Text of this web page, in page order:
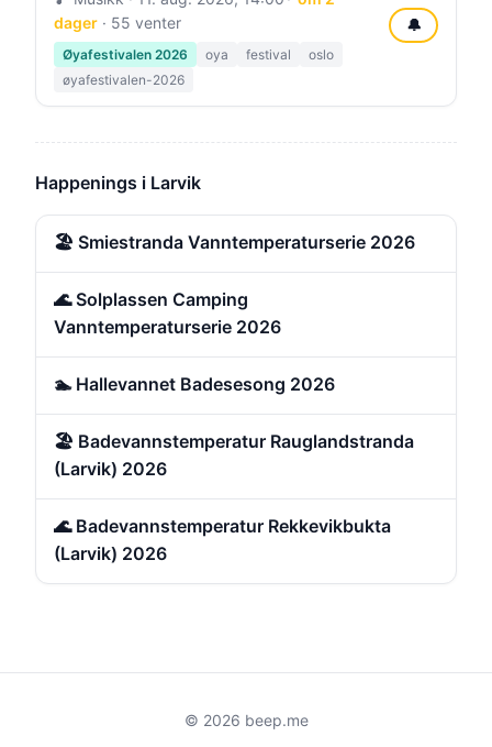
dager · 55 venter
Øyafestivalen 2026 oya festival
oslo
øyafestivalen-2026
🔔
Happenings i Larvik
🏖️ Smiestranda Vanntemperaturserie 2026
🌊 Solplassen Camping
Vanntemperaturserie 2026
🏊 Hallevannet Badesesong 2026
🏖️ Badevannstemperatur Rauglandstranda
(Larvik) 2026
🌊 Badevannstemperatur Rekkevikbukta
(Larvik) 2026
© 2026 beep.me